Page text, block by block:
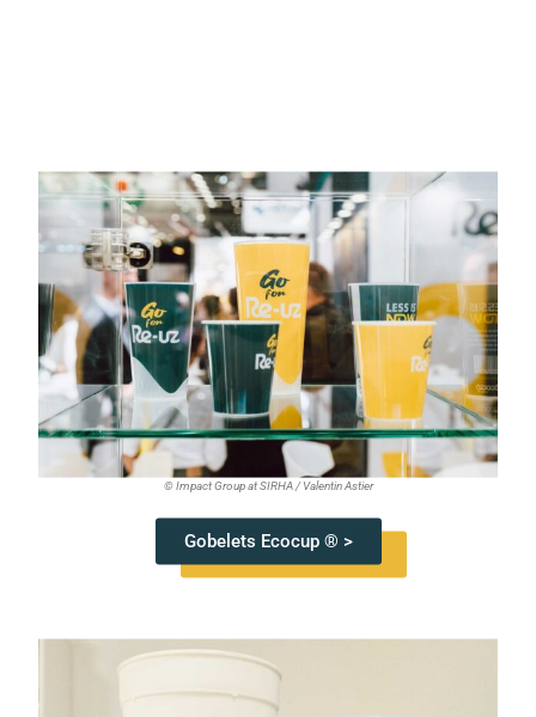
© Impact Group at SIRHA / Valentin Astier
Gobelets Ecocup ® >